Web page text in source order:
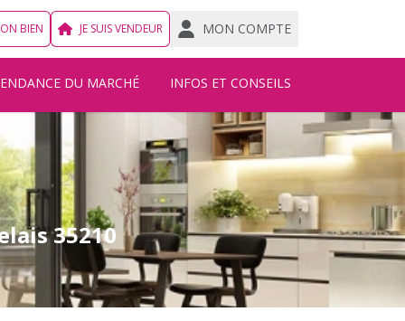
BIEN JE SUIS VENDEUR MON COMPTE
DU MARCHÉ INFOS ET CONSEILS
35210